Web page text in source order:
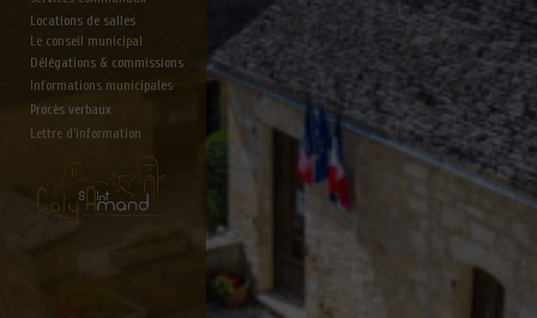
Locations de salles
Le conseil municipal
Délégations & commissions
Informations municipales
Lettre d'information
Procès verbaux